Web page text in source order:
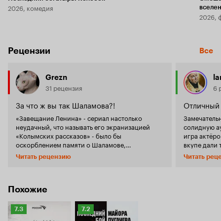
2026, комедия
2026,
Рецензии Все
Grezn
31 рецензия
За что ж вы так Шаламова?!
«Завещание Ленина» - сериал настолько
неудачный, что называть его экранизацией
«Колымских рассказов» - было бы
оскорблением памяти о Шаламове,
неуважение к классику! Естественно,
огромную массу восторженных откликов на
большинства российских зрителей. Впрочем,
снимал сериал ни кто иной, как Николай
Досталь – режиссёр, который характерен тем,
Читать рецензию
6
солидную
игра
вкупе дали
Подбор
игра
Читать
Похожие
Рейтинг
Кинопоиска
7.3
Рейтинг
Кинопоиска
7.2